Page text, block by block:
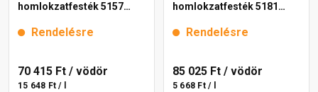
homlokzatfesték 5157
Rendelésre
70 415 Ft / vödör
15 648 Ft / l
homlokzatfesték 5181
Rendelésre
85 025 Ft / vödör
5 668 Ft / l